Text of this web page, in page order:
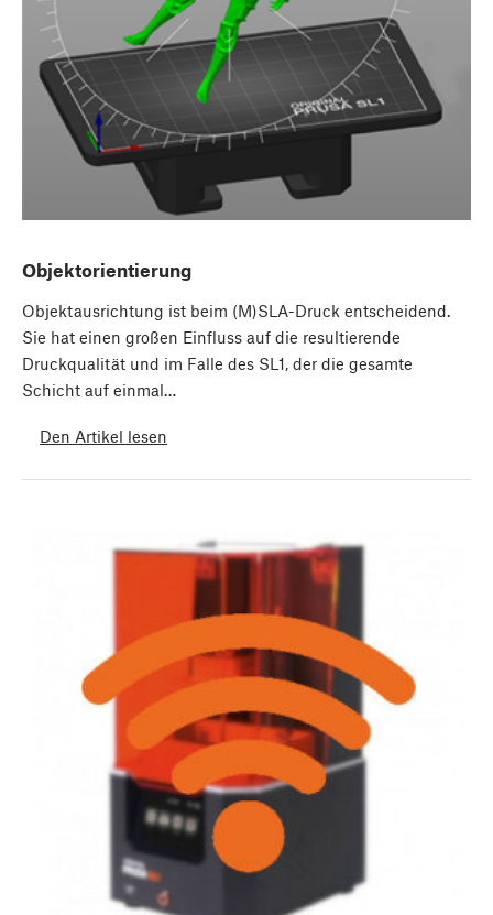
Objektorientierung
Objektausrichtung ist beim (M)SLA-Druck entscheidend.
Sie hat einen großen Einfluss auf die resultierende
Druckqualität und im Falle des SL1, der die gesamte
Schicht auf einmal…
Den Artikel lesen